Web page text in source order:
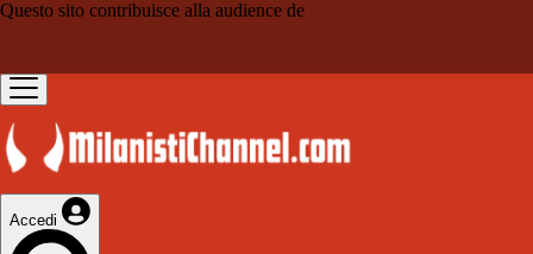
Questo sito contribuisce alla audience de
Accedi